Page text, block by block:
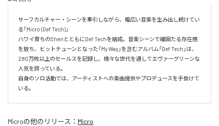
サーフカルチャー・シーンを牽引しながら、幅広い音楽を生み出し続けてい
る「Micro (Def Tech)」
ハワイ育ちのShenとともにDef Techを結成。音楽シーンで確固たる存在感
を放ち、ヒットチューンとなった「My Way」を含むアルバム「Def Tech」は、
280万枚以上のセールスを記録し、様々な世代を通してエヴァーグリーンな
人気を誇っている。
自身のソロ活動では、アーティストへの楽曲提供やプロデュースを手掛けて
いる。
Microの他のリリース： Micro